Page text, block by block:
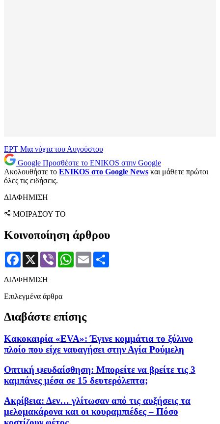
ΕΡΤ Μια νύχτα του Αυγούστου
Google Προσθέστε το ENIKOS στην Google
Ακολουθήστε το ENIKOS στο Google News και μάθετε πρώτοι
όλες τις ειδήσεις.
ΔΙΑΦΗΜΙΣΗ
ΜΟΙΡΑΣΟΥ ΤΟ
Κοινοποίηση άρθρου
Facebook
X Viber WhatsApp
Email
ΔΙΑΦΗΜΙΣΗ
Επιλεγμένα άρθρα
Διαβάστε επίσης
Κακοκαιρία «EVA»: Έγινε κομμάτια το ξύλινο
πλοίο που είχε ναυαγήσει στην Αγία Ρούμελη
Οπτική ψευδαίσθηση: Μπορείτε να βρείτε τις 3
καμπάνες μέσα σε 15 δευτερόλεπτα;
Ακρίβεια: Δεν… γλίτωσαν από τις αυξήσεις τα
μελομακάρονα και οι κουραμπιέδες – Πόσο